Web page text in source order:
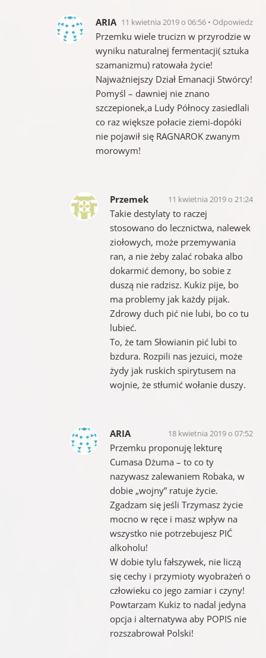
ARIA 11 kwietnia 2019 o 06:56 Odpowiedz
Przemku wiele trucizn w przyrodzie w
wyniku naturalnej fermentacji( sztuka
szamanizmu) ratowała życie!
Najważniejszy Dział Emanacji Stwórcy!
Pomyśl – dawniej nie znano
szczepionek,a Ludy Północy zasiedlali
co raz większe połacie ziemi-dopóki
nie pojawił się RAGNAROK zwanym
morowym!
Przemek 11 kwietnia 2019 o 21:24
Takie destylaty to raczej
stosowano do lecznictwa, nalewek
ziołowych, może przemywania
ran, a nie żeby zalać robaka albo
dokarmić demony, bo sobie z
duszą nie radzisz. Kukiz pije, bo
ma problemy jak każdy pijak.
Zdrowy duch pić nie lubi, bo co tu
lubieć.
To, że tam Słowianin pić lubi to
bzdura. Rozpili nas jezuici, może
żydy jak ruskich spirytusem na
wojnie, że stłumić wołanie duszy.
ARIA 18 kwietnia 2019 o 07:52
Przemku proponuję lekturę
Cumasa Dżuma – to co ty
nazywasz zalewaniem Robaka, w
dobie „wojny” ratuje życie.
Zgadzam się jeśli Trzymasz życie
mocno w ręce i masz wpływ na
wszystko nie potrzebujesz PIĆ
alkoholu!
W dobie tylu fałszywek, nie liczą
się cechy i przymioty wyobrażeń o
człowieku co jego zamiar i czyny!
Powtarzam Kukiz to nadal jedyna
opcja i alternatywa aby POPIS nie
rozszabrował Polski!